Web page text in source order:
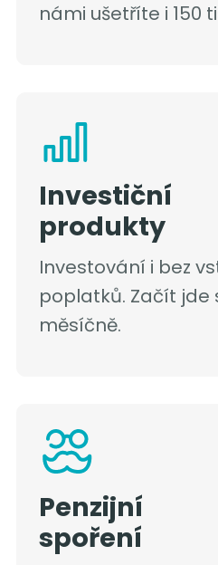
námi ušetříte i 150
Investiční
produkty
Investování i bez
poplatků. Začít jde
měsíčně.
Penzijní
spoření